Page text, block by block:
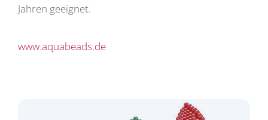
Jahren geeignet.
www.aquabeads.de